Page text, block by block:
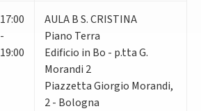
17:00
-
19:00
AULA B S. CRISTINA
Piano Terra
Edificio in Bo - p.tta G.
Morandi 2
Piazzetta Giorgio Morandi,
2 - Bologna